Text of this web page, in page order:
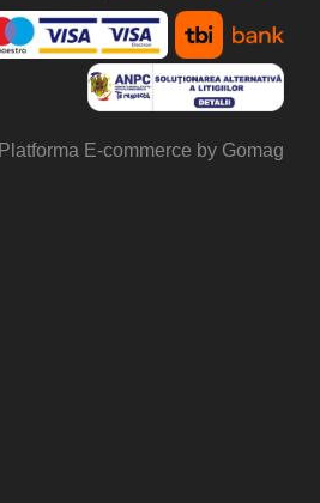
Platforma E-commerce by Gomag